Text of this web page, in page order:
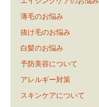
薄毛のお悩み
抜け毛のお悩み
白髪のお悩み
予防美容について
アレルギー対策
スキンケアについて